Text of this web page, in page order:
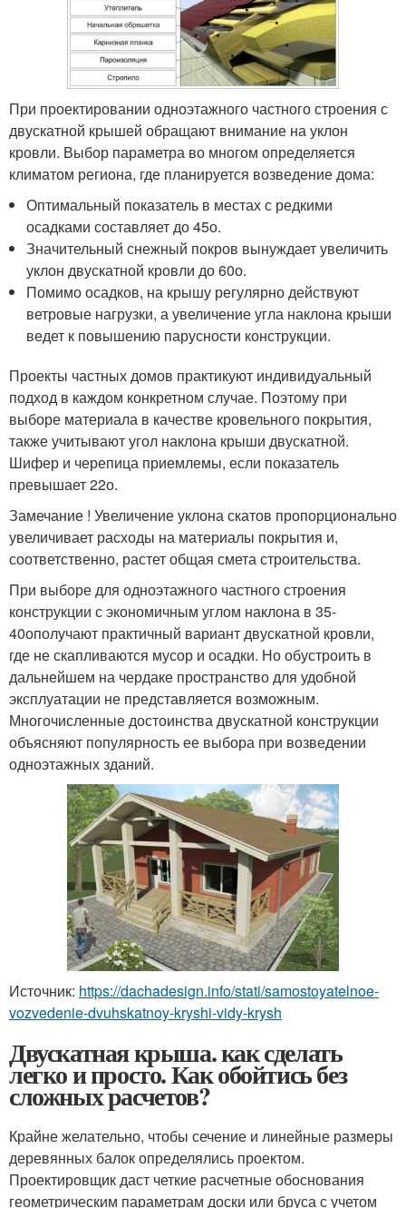
При проектировании одноэтажного частного строения с
двускатной крышей обращают внимание на уклон
кровли. Выбор параметра во многом определяется
климатом региона, где планируется возведение дома:
Оптимальный показатель в местах с редкими
осадками составляет до 45о.
Значительный снежный покров вынуждает увеличить
уклон двускатной кровли до 60о.
Помимо осадков, на крышу регулярно действуют
ветровые нагрузки, а увеличение угла наклона крыши
ведет к повышению парусности конструкции.
Проекты частных домов практикуют индивидуальный
подход в каждом конкретном случае. Поэтому при
выборе материала в качестве кровельного покрытия,
также учитывают угол наклона крыши двускатной.
Шифер и черепица приемлемы, если показатель
превышает 22о.
Замечание ! Увеличение уклона скатов пропорционально
увеличивает расходы на материалы покрытия и,
соответственно, растет общая смета строительства.
При выборе для одноэтажного частного строения
конструкции с экономичным углом наклона в 35-
40ополучают практичный вариант двускатной кровли,
где не скапливаются мусор и осадки. Но обустроить в
дальнейшем на чердаке пространство для удобной
эксплуатации не представляется возможным.
Многочисленные достоинства двускатной конструкции
объясняют популярность ее выбора при возведении
одноэтажных зданий.
Источник: https://dachadesign.info/stati/samostoyatelnoe-
vozvedenie-dvuhskatnoy-kryshi-vidy-krysh
Двускатная крыша. как сделать
легко и просто. Как обойтись без
сложных расчетов?
Крайне желательно, чтобы сечение и линейные размеры
деревянных балок определялись проектом.
Проектировщик даст четкие расчетные обоснования
геометрическим параметрам доски или бруса с учетом